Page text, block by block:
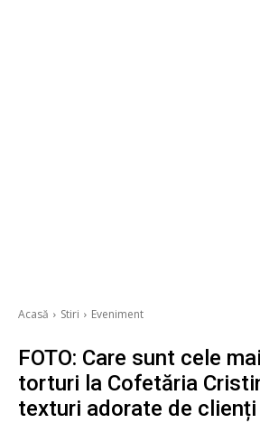
Acasă Stiri Eveniment
FOTO: Care sunt cele
torturi la Cofetăria
texturi adorate de clienți